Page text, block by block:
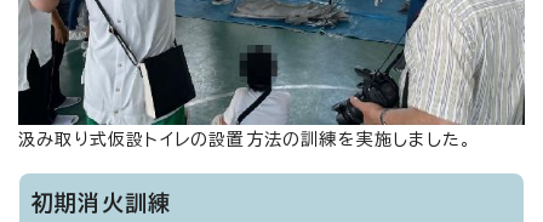
汲み取り式仮設トイレの設置方法の訓練を実施しました。
初期消火訓練